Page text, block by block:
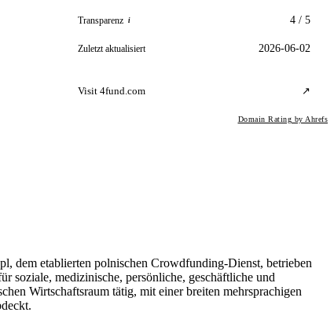
Transparenz i 4 / 5
Zuletzt aktualisiert 2026-06-02
Visit 4fund.com ↗
Domain Rating by Ahrefs
dem etablierten polnischen Crowdfunding-Dienst, betrieben
soziale, medizinische, persönliche, geschäftliche und
Wirtschaftsraum tätig, mit einer breiten mehrsprachigen